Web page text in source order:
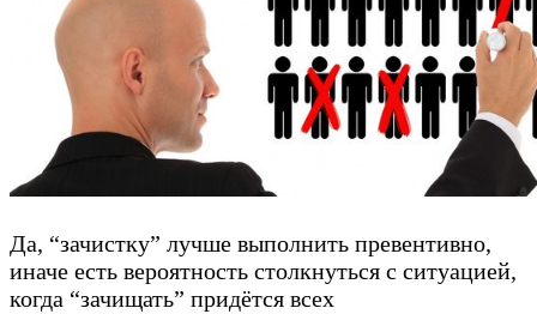
Да, “зачистку” лучше выполнить превентивно,
иначе есть вероятность столкнуться с ситуацией,
когда “зачищать” придётся всех